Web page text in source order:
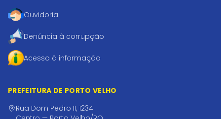
Ouvidoria
Denúncia à corrupção
Acesso à informação
PREFEITURA DE PORTO VELHO
Rua Dom Pedro II, 1234